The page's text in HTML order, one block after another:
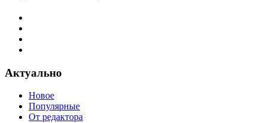
Актуально
Новое
Популярные
От редактора